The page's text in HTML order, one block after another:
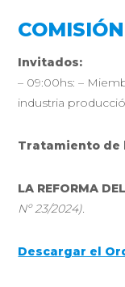
Invitados:
– 09:00hs: –
industria
Tratamiento de
LA REFORMA
Nº 23/2024).
Descargar el